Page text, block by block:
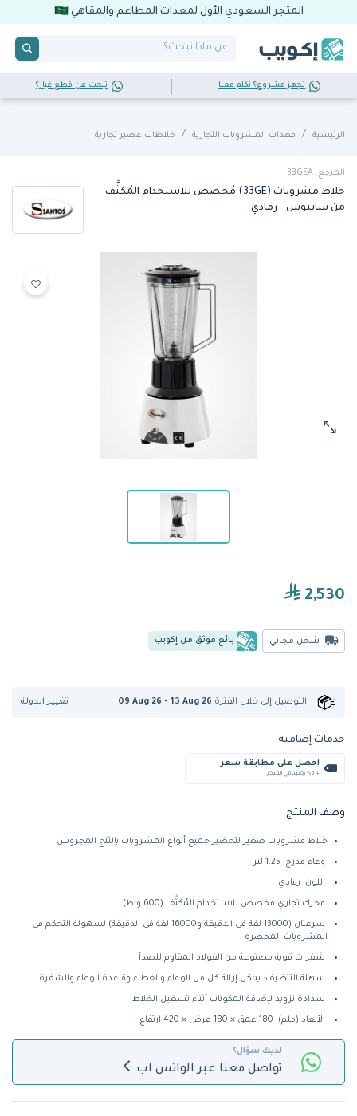
المتجر السعودي الأول لمعدات المطاعم والمقاهي
تجهز مشروع؟ تكلم معنا تبحث عن قطع غيار؟
الرئيسية معدات المشروبات التجارية خلاطات عصير تجارية
المرجع: 33GEA
خلاط مشروبات (33GE) مُخصص للاستخدام المُكثَّف
من سانتوس - رمادي
2,530
شحن مجاني بائع موثق من إكويب
التوصيل إلى خلال الفترة 09 Aug 26 - 13 Aug 26 تغيير الدولة
خدمات إضافية
احصل على مطابقة سعر
+ %5 رصيد في المتجر
وصف المنتج
خلاط مشروبات صغير لتحضير جميع أنواع المشروبات بالثلج المجروش
وعاء مدرج: 1.25 لتر
اللون: رمادي
محرك تجاري مخصص للاستخدام المُكثَّف (600 واط)
سرعتان (13000 لفة في الدقيقة و16000 لفة في الدقيقة) لسهولة التحكم في
المشروبات المحضرة
شفرات قوية مصنوعة من الفولاذ المقاوم للصدأ
سهلة التنظيف: يمكن إزالة كل من الوعاء والغطاء وقاعدة الوعاء والشفرة
سدادة تزويد لإضافة المكونات أثناء تشغيل الخلاط
الأبعاد (ملم): 180 عمق × 180 عرض × 420 ارتفاع
لديك سؤال؟
تواصل معنا عبر الواتس اب